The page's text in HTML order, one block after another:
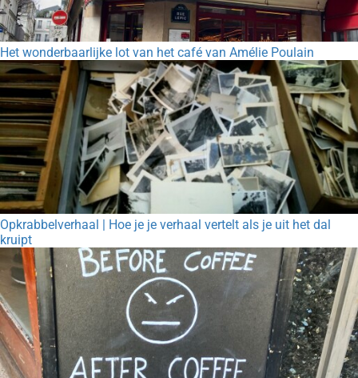
Het wonderbaarlijke lot van het café van Amélie Poulain
Opkrabbelverhaal | Hoe je je verhaal vertelt als je uit het dal
kruipt